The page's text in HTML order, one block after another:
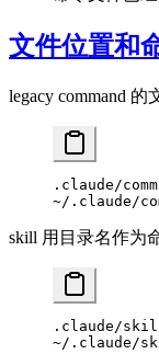
文件位置和
legacy command 的
.claude/
~/.claude/
skill 用目录名作为
.claude/
~/.claude/